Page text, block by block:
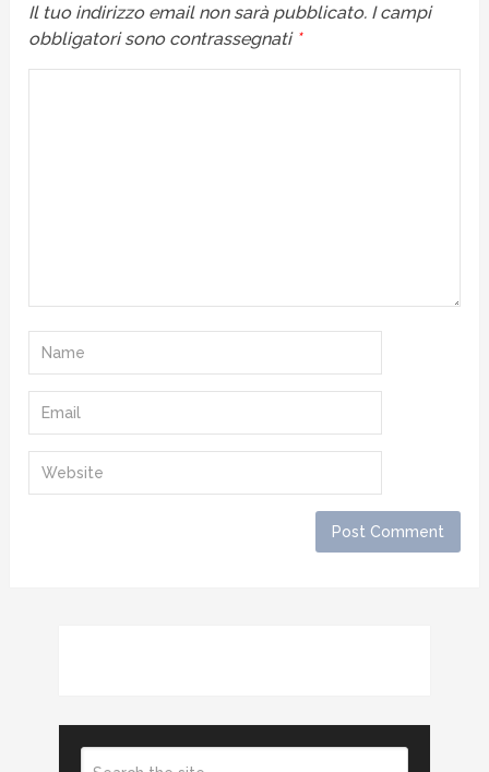
Il tuo indirizzo email non sarà pubblicato. I campi
obbligatori sono contrassegnati *